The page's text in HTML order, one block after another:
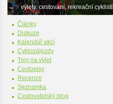
výlety, cestování, rekreační
Články
Diskuze
Kalendář akcí
Cyklozájezdy
Tipy na výlet
Cestopisy
Recenze
Seznamka
Cestovatelský blog